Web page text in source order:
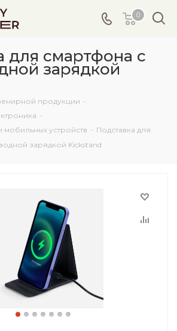
0
для смартфона с
зарядкой
продукции -
-
мобильных устройств - Подставка для
зарядкой Kickstand